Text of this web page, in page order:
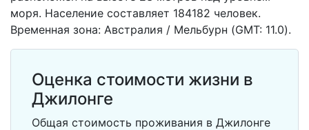
моря. Население составляет 184182 человек.
Временная зона: Австралия / Мельбурн (GMT: 11.0).
Оценка стоимости жизни в
Джилонге
Общая стоимость проживания в Джилонге